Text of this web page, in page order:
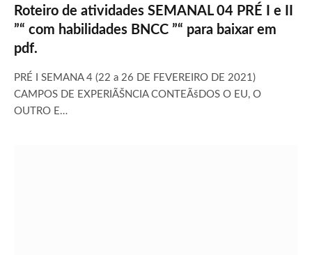
Roteiro de atividades SEMANAL 04 PRÉ I e II
”“ com habilidades BNCC ”“ para baixar em
pdf.
PRÉ I SEMANA 4 (22 a 26 DE FEVEREIRO DE 2021)
CAMPOS DE EXPERIÃŠNCIA CONTEÃšDOS O EU, O
OUTRO E…